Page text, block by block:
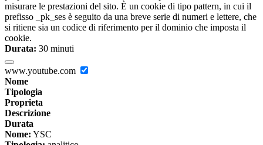
misurare le prestazioni del sito. È un cookie di tipo pattern, in cui il
prefisso _pk_ses è seguito da una breve serie di numeri e lettere, che
si ritiene sia un codice di riferimento per il dominio che imposta il
cookie.
Durata: 30 minuti
www.youtube.com
Nome
Tipologia
Proprieta
Descrizione
Durata
Nome: YSC